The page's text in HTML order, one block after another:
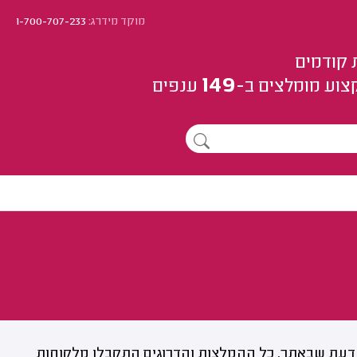
מוקד מידרג:1-700-707-233
קודמים
מומלצים ב-149 ענפים